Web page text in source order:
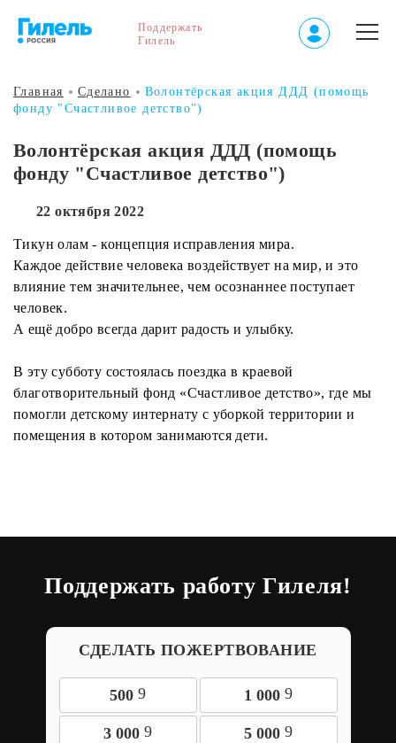
Поддержать
Гилель
Главная Сделано
Волонтёрская акция ДДД (помощь
фонду "Счастливое детство")
Волонтёрская акция ДДД (помощь
фонду "Счастливое детство")
22 октября 2022
Тикун олам - концепция исправления мира.
Каждое действие человека воздействует на мир, и это
влияние тем значительнее, чем осознаннее поступает
человек.
А ещё добро всегда дарит радость и улыбку.
В эту субботу состоялась поездка в краевой
благотворительный фонд «Счастливое детство», где мы
помогли детскому интернату с уборкой территории и
помещения в котором занимаются дети.
Поддержать работу Гилеля!
СДЕЛАТЬ ПОЖЕРТВОВАНИЕ
500 9 1 000 9
3 000 9 5 000 9